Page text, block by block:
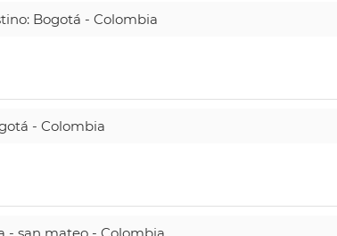
Bogotá - Colombia
- Colombia